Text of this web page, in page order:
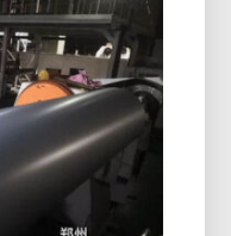
Foil Dilapisi
PE berkualitas
permukaan yang
kelembaban, dan
dan isolasi.